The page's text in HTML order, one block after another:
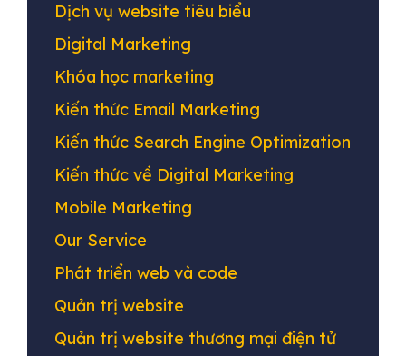
Dịch vụ website tiêu biểu
Digital Marketing
Khóa học marketing
Kiến thức Email Marketing
Kiến thức Search Engine Optimization
Kiến thức về Digital Marketing
Mobile Marketing
Our Service
Phát triển web và code
Quản trị website
Quản trị website thương mại điện tử